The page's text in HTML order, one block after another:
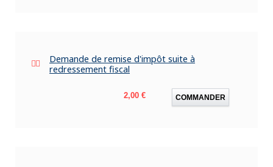
Demande de remise d'impôt suite à
redressement fiscal
Prix
2,00 € COMMANDER